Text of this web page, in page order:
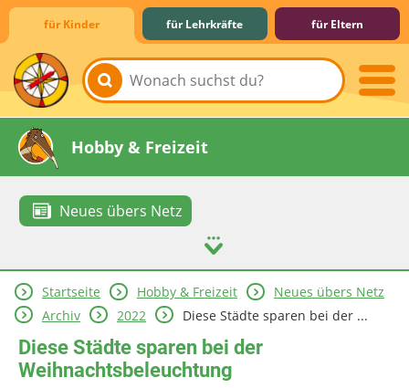
für Kinder für Lehrkräfte für Eltern
Lernen & Schule
Hobby & Freizeit
Neues übers Netz
Spiel & Spaß
Mitreden & Mitmachen
Startseite Hobby & Freizeit
Neues übers Netz
Archiv
2022 Diese Städte sparen bei der ...
Diese Städte sparen bei der
Weihnachtsbeleuchtung